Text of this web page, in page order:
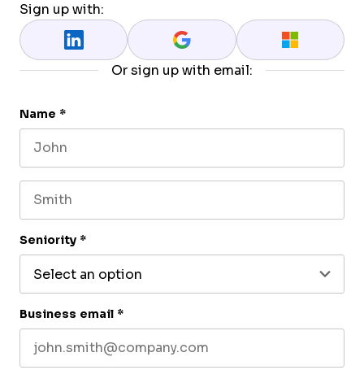
Sign up with:
Or sign up with email:
Name *
Seniority *
Business email *